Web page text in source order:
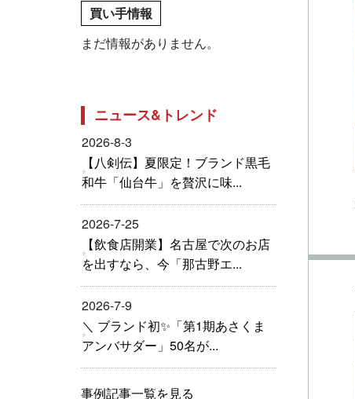
買い手情報
まだ情報がありません。
ニュース&トレンド
2026-8-3
【八剣伝】夏限定！ブランド黒毛
和牛「仙台牛」を贅沢に味...
2026-7-25
【飲食店開業】名古屋で次のお店
を出すなら、今「那古野エ...
2026-7-9
＼ ブランド初✨「第1期あさくま
アンバサダー」50名が...
事例記事一覧を見る